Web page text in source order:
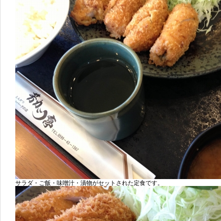
サラダ・ご飯・味噌汁・漬物がセットされた定食です。